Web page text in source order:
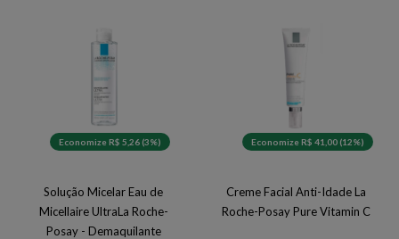
Economize R$ 5,26 (3%)
Solução Micelar Eau de
Micellaire UltraLa Roche-
Posay - Demaquilante
Economize R$ 41,00 (12%)
Creme Facial Anti-Idade La
Roche-Posay Pure Vitamin C